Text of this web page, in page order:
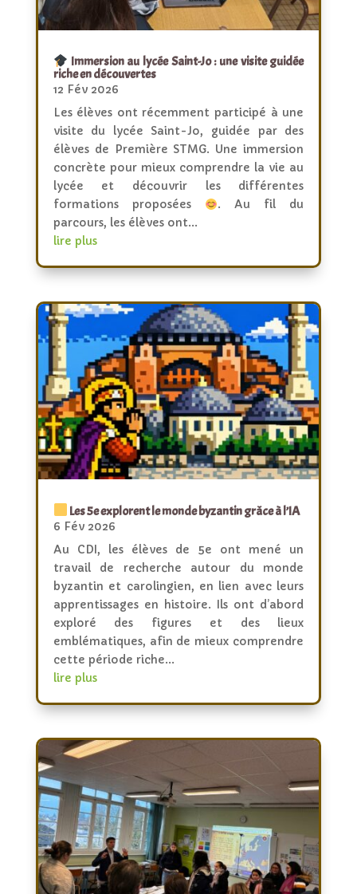
Immersion au lycée Saint-Jo : une visite guidée
riche en découvertes
12 Fév 2026
Les élèves ont récemment participé à une
visite du lycée Saint-Jo, guidée par des
élèves de Première STMG. Une immersion
concrète pour mieux comprendre la vie au
lycée et découvrir les différentes
formations proposées
. Au fil du
parcours, les élèves ont...
lire plus
Les 5e explorent le monde byzantin grâce à l’IA
6 Fév 2026
Au CDI, les élèves de 5e ont mené un
travail de recherche autour du monde
byzantin et carolingien, en lien avec leurs
apprentissages en histoire. Ils ont d’abord
exploré des figures et des lieux
emblématiques, afin de mieux comprendre
cette période riche...
lire plus